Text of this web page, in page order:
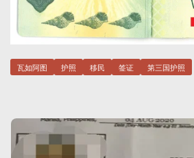
瓦如阿图 护照 移民 签证 第三国护照